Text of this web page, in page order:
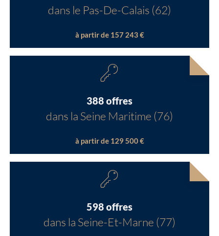
dans le Pas-De-Calais (62)
à partir de 157 243 €
388 offres
dans la Seine Maritime (76)
à partir de 129 500 €
598 offres
dans la Seine-Et-Marne (77)